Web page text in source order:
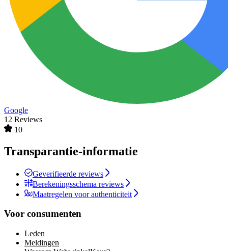
Google
12 Reviews
10
Transparantie-informatie
Geverifieerde reviews
Berekeningsschema reviews
Maatregelen voor authenticiteit
Voor consumenten
Leden
Meldingen